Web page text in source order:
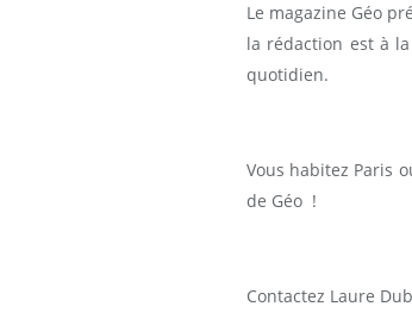
Le magazine Géo
la rédaction est à
quotidien.
Vous habitez Paris
de Géo !
Contactez Laure